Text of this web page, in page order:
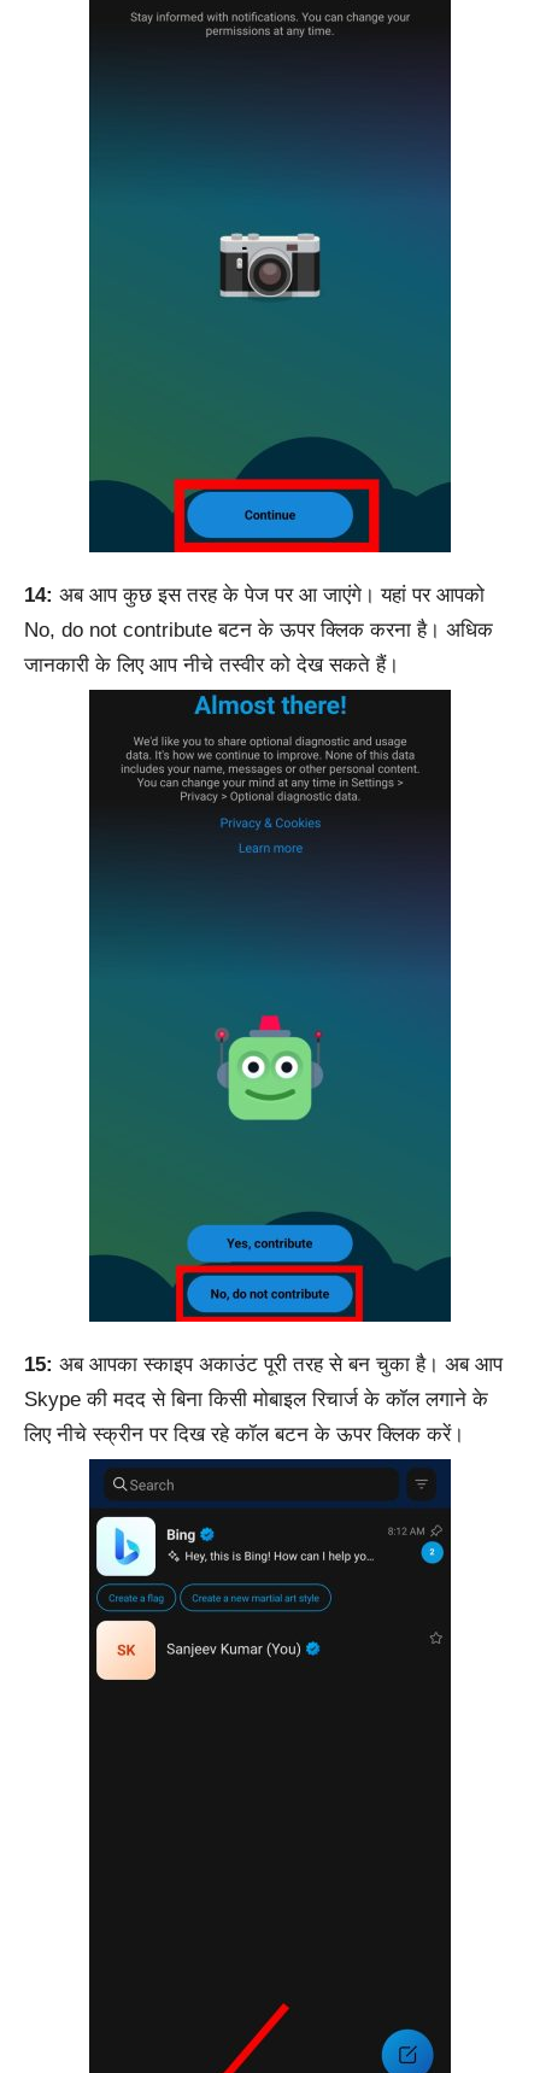
14: अब आप कुछ इस तरह के पेज पर आ जाएंगे। यहां पर आपको
No, do not contribute बटन के ऊपर क्लिक करना है। अधिक
जानकारी के लिए आप नीचे तस्वीर को देख सकते हैं।
15: अब आपका स्काइप अकाउंट पूरी तरह से बन चुका है। अब आप
Skype की मदद से बिना किसी मोबाइल रिचार्ज के कॉल लगाने के
लिए नीचे स्क्रीन पर दिख रहे कॉल बटन के ऊपर क्लिक करें।